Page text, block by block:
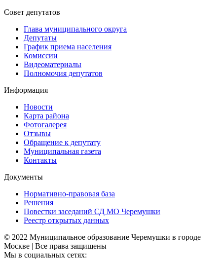
Совет депутатов
Глава муниципального округа
Депутаты
График приема населения
Комиссии
Видеоматериалы
Полномочия депутатов
Информация
Новости
Карта района
Фотогалерея
Отзывы
Обращение к депутату
Муниципальная газета
Контакты
Документы
Нормативно-правовая база
Решения
Повестки заседаний СД МО Черемушки
Реестр открытых данных
© 2022 Муниципальное образование Черемушки в городе
Москве | Все права защищены
Мы в социальных сетях: